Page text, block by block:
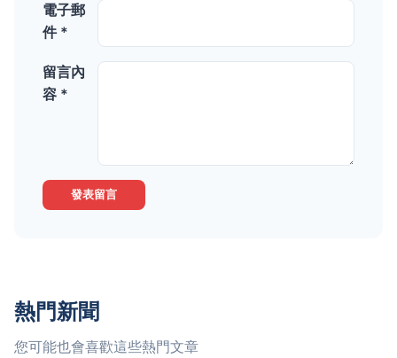
電子郵
件 *
留言內
容 *
發表留言
熱門新聞
您可能也會喜歡這些熱門文章